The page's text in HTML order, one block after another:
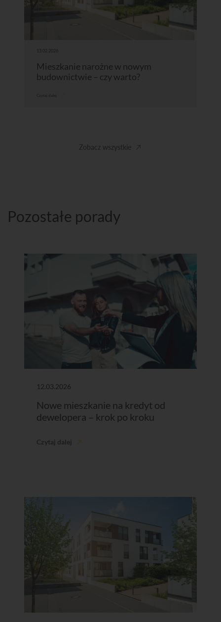
13.02.2026
Mieszkanie narożne w nowym
budownictwie – czy warto?
Zobacz wszystkie
Pozostałe porady
12.03.2026
Nowe mieszkanie na kredyt od
dewelopera – krok po kroku
Czytaj dalej